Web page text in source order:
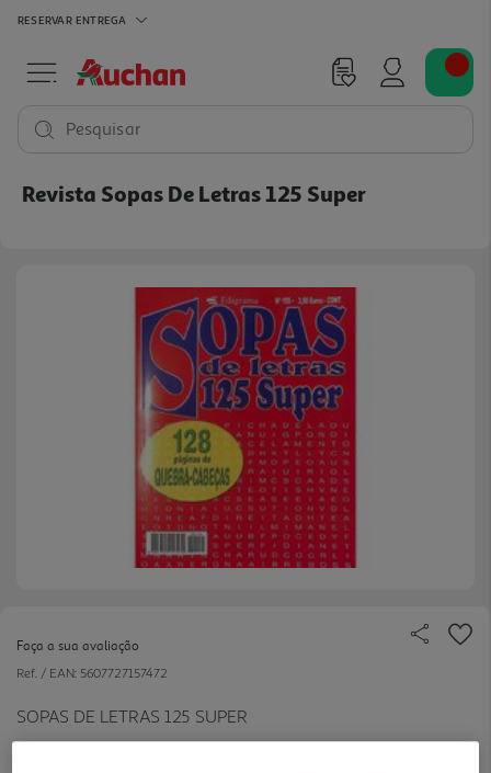
RESERVAR ENTREGA
Pesquisar
Revista Sopas De Letras 125 Super
Faça a sua avaliação
Ref. / EAN: 5607727157472
SOPAS DE LETRAS 125 SUPER